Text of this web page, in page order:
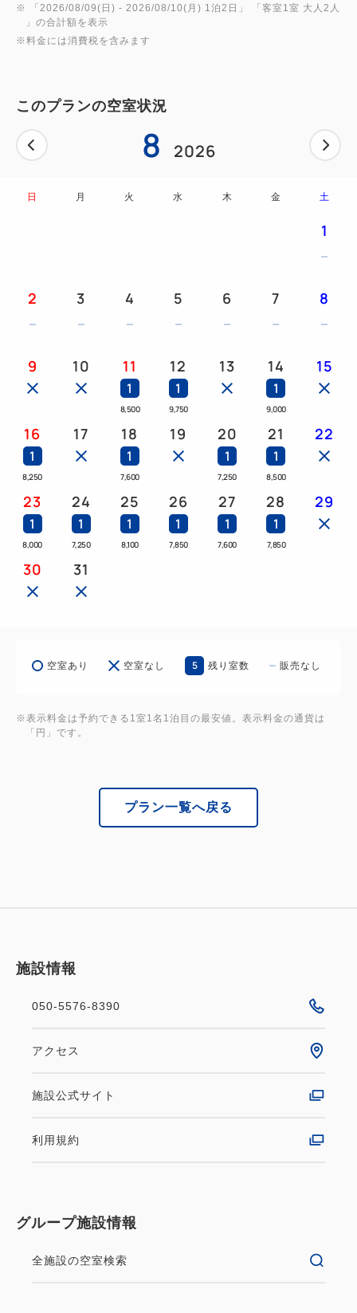
＜体験できるアイテム＞
・ReFa ファインバブルピュア
・ReFaビューティックドライヤープロ
ヤも、速乾も叶えるメソッドを凝縮したドライヤー。
水・熱・圧のダメージを抑えてうるおいのあるスト
たっぷりの泡ときしみにくい指どおりを両立したシ
髪表面をつるんとコートしながらじっくり髪内部を
補修するトリートメント
＜特典＞
・雪肌精スキンケア4点セット（クレンジング／洗顔
／化粧水／乳液 各1つ）人数分のプレゼント付き
・宿泊するとオンラインサイトB Happy で使用でき
るクーポン総額8,000円のプレゼントがついてきま
す！※クーポンの行使は B Happy 初回利用者に限り
ます
・LEDライト付きの鏡（プラン限定）※お持ち帰り
はできませんのでご了承ください。
ドライヤー、ストレートアイロン、スキンケアセット
変なホテルプレミア 京都駅八条口前に新しく生まれ
ディソープ、ボディタオル、ドライヤーを高品質な製
品へと変更し、シェービングフォームを追加でご用
最上級のおもてなしを五感で感じていただくサービス
として、ロビーエリアにてフレグランスと癒しのミュ
旅行の定番である”京都”で、
ください！
※ 「 2026/08/09(日) - 2026/08/10(月) 1泊2日 」 「 客室1室 大人2人
」の合計額を表示
※料金には消費税を含みます
このプランの空室状況
8 2026
日 月 火 水 木 金 土
1
2 3 4 5 6 7 8
9 10 11
1
8,500
12
1
9,750
13 14
1
9,000
15
16
1
8,250
17 18
1
7,600
19 20
1
7,250
21
1
8,500
22
23
1
8,000
24
1
7,250
25
1
8,100
26
1
7,850
27
1
7,600
28
1
7,850
29
30 31
空室あり 空室なし 5 残り室数 販売なし
※表示料金は予約できる1室1名1泊目の最安値。表示料金の通貨は
「円」です。
プラン一覧へ戻る
施設情報
050-5576-8390
アクセス
施設公式サイト
利用規約
グループ施設情報
全施設の空室検索